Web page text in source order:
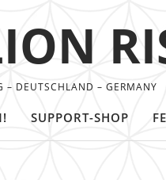
– DEUTSCHLAND – GERMANY
SUPPORT-SHOP